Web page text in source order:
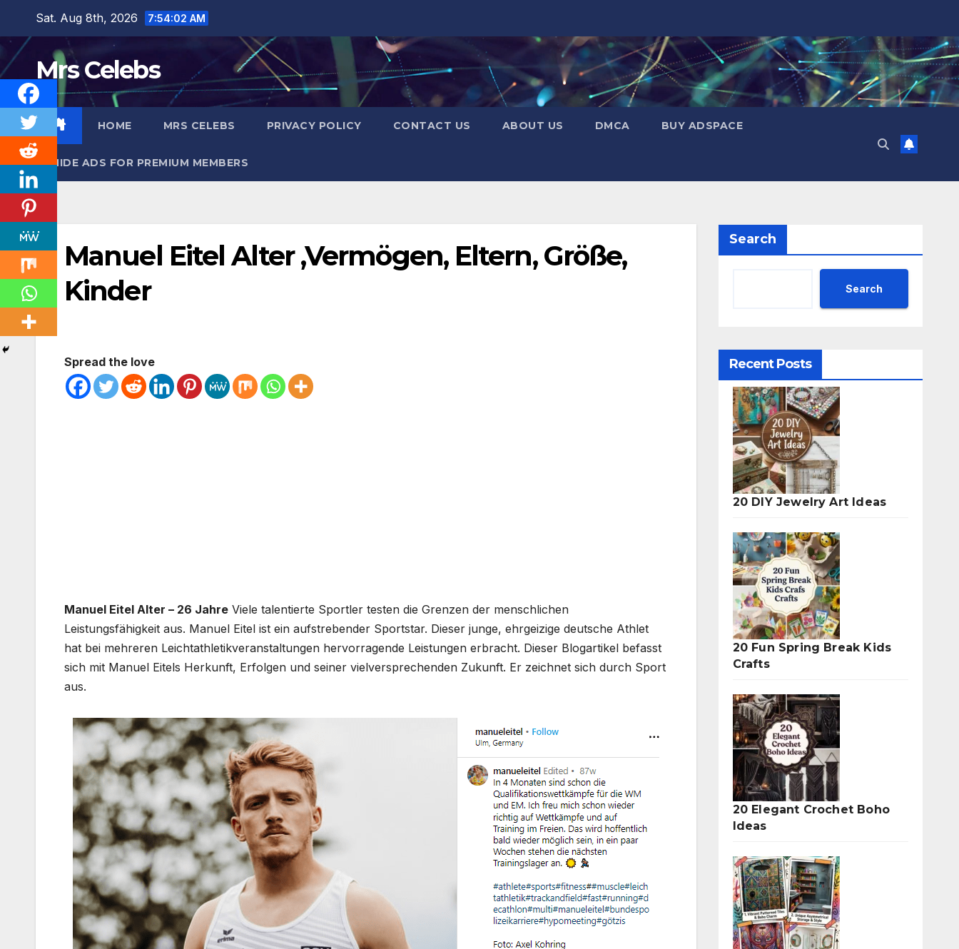
content
Sat. Aug 8th, 2026 7:54:03 AM
Mrs Celebs
HOME MRS CELEBS PRIVACY POLICY CONTACT US ABOUT US DMCA BUY ADSPACE
HIDE ADS FOR PREMIUM MEMBERS
Manuel Eitel Alter ,Vermögen, Eltern, Größe,
Kinder
Spread the love
Manuel Eitel Alter – 26 Jahre Viele talentierte Sportler testen die Grenzen der menschlichen
Leistungsfähigkeit aus. Manuel Eitel ist ein aufstrebender Sportstar. Dieser junge, ehrgeizige deutsche Athlet
hat bei mehreren Leichtathletikveranstaltungen hervorragende Leistungen erbracht. Dieser Blogartikel befasst
sich mit Manuel Eitels Herkunft, Erfolgen und seiner vielversprechenden Zukunft. Er zeichnet sich durch Sport
aus.
Search
Search
Recent Posts
20 DIY Jewelry Art Ideas
20 Fun Spring Break Kids
Crafts
20 Elegant Crochet Boho
Ideas